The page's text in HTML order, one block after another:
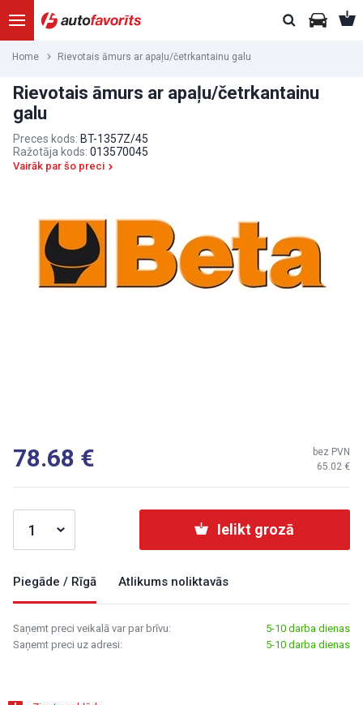
Home Rievotais āmurs ar apaļu/četrkantainu galu
Rievotais āmurs ar apaļu/četrkantainu
galu
Preces kods: BT-1357Z/45
Ražotāja kods: 013570045
Vairāk par šo preci
78.68 65.02
bez PVN
Ielikt grozā
Piegāde / Rīgā Atlikums noliktavās
Saņemt preci veikalā var par brīvu:
5-10 darba dienas
Saņemt preci uz adresi:
5-10 darba dienas